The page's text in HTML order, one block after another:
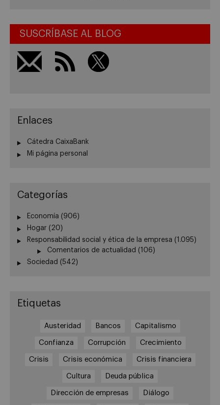
SUSCRÍBASE AL BLOG
Enlaces
Cátedra CaixaBank
Mi página personal
Categorías
Economía (906)
Hogar (20)
Responsabilidad social y ética de la empresa (1.095)
Comentarios de actualidad (106)
Sociedad (542)
Etiquetas
Austeridad Bancos Capitalismo
Confianza Corrupción Crecimiento
Crisis Crisis económica Crisis financiera
Cultura Deuda pública
Dirección de empresas Diálogo